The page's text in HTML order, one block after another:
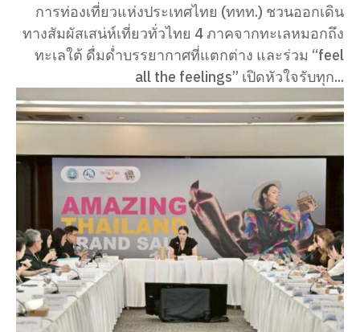
การท่องเที่ยวแห่งประเทศไทย (ททท.) ชวนออกเดิน
ทางสัมผัสเสน่ห์เที่ยวทั่วไทย 4 ภาคจากทะเลหมอกถึง
ทะเลใต้ ดื่มด่ำบรรยากาศที่แตกต่าง และร่วม “feel
all the feelings” เปิดหัวใจรับทุก...